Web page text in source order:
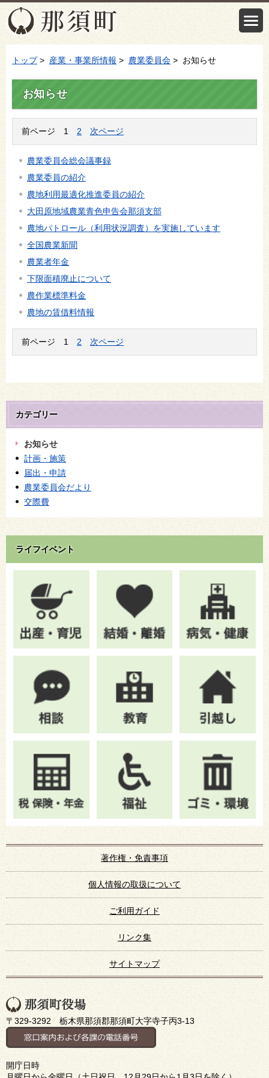
トップ> 産業・事業所情報 > 農業委員会 > お知らせ
お知らせ
前ページ 1 2 次ページ
農業委員会総会議事録
農業委員の紹介
農地利用最適化推進委員の紹介
大田原地域農業青色申告会那須支部
農地パトロール（利用状況調査）を実施しています
全国農業新聞
農業者年金
下限面積廃止について
農作業標準料金
農地の賃借料情報
前ページ 1 2 次ページ
カテゴリー
お知らせ
計画・施策
届出・申請
農業委員会だより
交際費
ライフイベント
著作権・免責事項
個人情報の取扱について
ご利用ガイド
リンク集
サイトマップ
〒329-3292 栃木県那須郡那須町大字寺子丙3-13
開庁日時